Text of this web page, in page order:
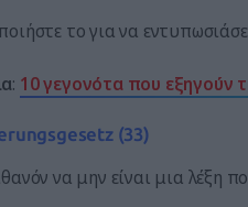
το για να
: 10 γεγονότα που εξηγούν
(33)
να μην είναι μια λέξη